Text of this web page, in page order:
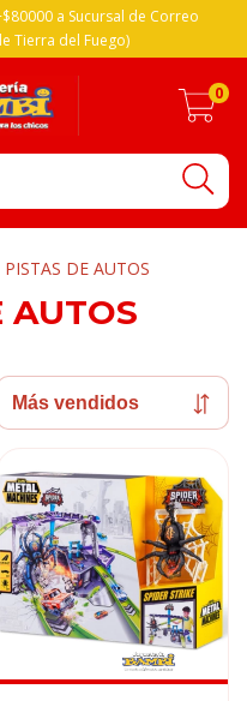
a Sucursal de Correo
Tierra del Fuego)
0
PISTAS DE AUTOS
AUTOS